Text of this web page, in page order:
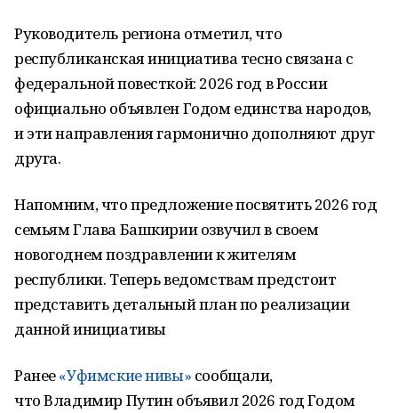
Руководитель региона отметил, что
республиканская инициатива тесно связана с
федеральной повесткой: 2026 год в России
официально объявлен Годом единства народов,
и эти направления гармонично дополняют друг
друга.
Напомним, что предложение посвятить 2026 год
семьям Глава Башкирии озвучил в своем
новогоднем поздравлении к жителям
республики. Теперь ведомствам предстоит
представить детальный план по реализации
данной инициативы
Ранее«Уфимские нивы» сообщали,
что Владимир Путин объявил 2026 год Годом